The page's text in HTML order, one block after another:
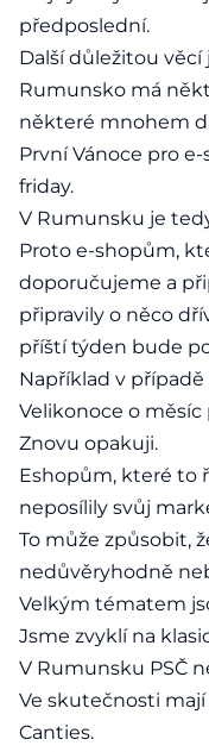
předposlední.
Další důležitou věcí
Rumunsko má
některé mnohem
První Vánoce pro
friday.
V Rumunsku je
Proto e-shopům,
doporučujeme a
připravily o něco
příští týden bude
Například v
Velikonoce o měsíc
Znovu opakuji.
Eshopům, které to
neposílily svůj
To může způsobit,
nedůvěryhodně
Velkým tématem
Jsme zvyklí na
V Rumunsku PSČ
Ve skutečnosti
Canties.